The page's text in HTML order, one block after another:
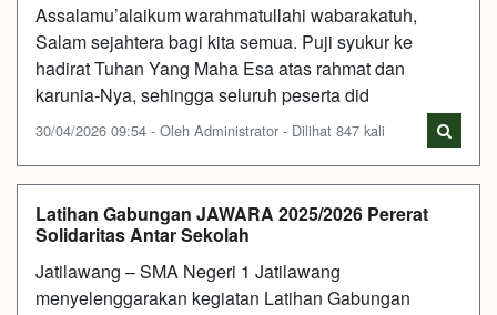
Assalamu’alaikum warahmatullahi wabarakatuh,
Salam sejahtera bagi kita semua. Puji syukur ke
hadirat Tuhan Yang Maha Esa atas rahmat dan
karunia-Nya, sehingga seluruh peserta did
30/04/2026 09:54 - Oleh Administrator - Dilihat 847 kali
Latihan Gabungan JAWARA 2025/2026 Pererat
Solidaritas Antar Sekolah
Jatilawang – SMA Negeri 1 Jatilawang
menyelenggarakan kegiatan Latihan Gabungan